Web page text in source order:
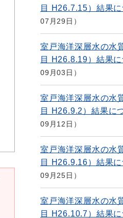
目 H26.7.15）結果に
07月29日
室戸海洋深層水の水
目 H26.8.19）結果に
09月03日
室戸海洋深層水の水
目 H26.9.2）結果に
09月12日
室戸海洋深層水の水
目 H26.9.16）結果に
09月25日
室戸海洋深層水の水
目 H26.10.7）結果に